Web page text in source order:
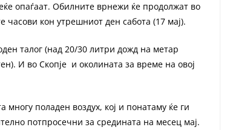
опаѓаат. Обилните врнежи ќе продолжат во
часови кон утрешниот ден сабота (17 мај).
талог (над 20/30 литри дожд на метар
И во Скопје и околината за време на овој
поладен воздух, кој и понатаму ќе ги
потпросечни за средината на месец мај.